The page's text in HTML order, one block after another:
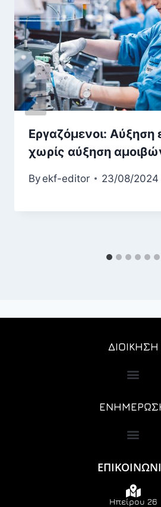
Εργαζόμενοι: Αύξηση
χωρίς αύξηση
By ekf-editor 23/08/2024
ΔΙΟΙΚΗΣΗ
Ηπείρου 26